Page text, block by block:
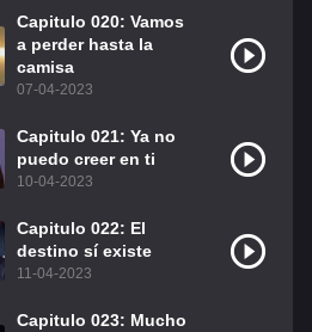
Capitulo 020: Vamos
a perder hasta la
camisa
07-04-2023
Capitulo 021: Ya no
puedo creer en ti
10-04-2023
Capitulo 022: El
destino sí existe
11-04-2023
Capitulo 023: Mucho